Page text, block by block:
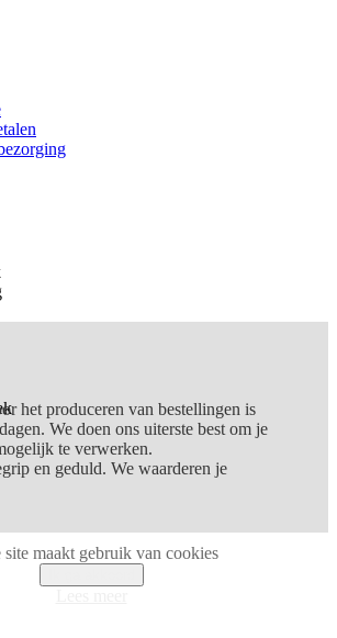
het produceren van bestellingen is
We doen ons uiterste best om je
te verwerken.
en geduld. We waarderen je
site maakt gebruik van cookies